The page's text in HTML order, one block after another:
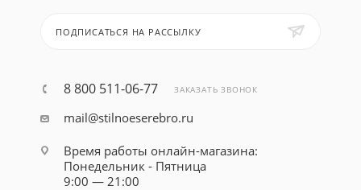
ПОДПИСАТЬСЯ НА РАССЫЛКУ
8 800 511-06-77 ЗАКАЗАТЬ ЗВОНОК
mail@stilnoeserebro.ru
Время работы онлайн-магазина:
Понедельник - Пятница
9:00 — 21:00